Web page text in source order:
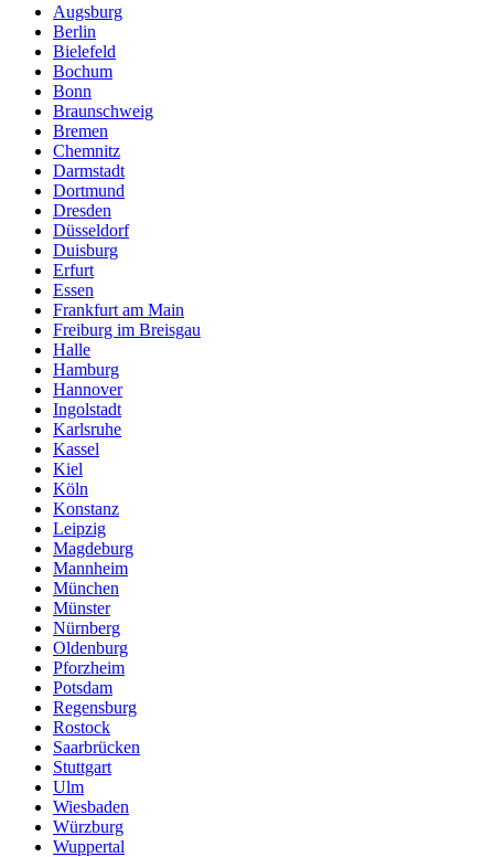
Augsburg
Berlin
Bielefeld
Bochum
Bonn
Braunschweig
Bremen
Chemnitz
Darmstadt
Dortmund
Dresden
Düsseldorf
Duisburg
Erfurt
Essen
Frankfurt am Main
Freiburg im Breisgau
Halle
Hamburg
Hannover
Ingolstadt
Karlsruhe
Kassel
Kiel
Köln
Konstanz
Leipzig
Magdeburg
Mannheim
München
Münster
Nürnberg
Oldenburg
Pforzheim
Potsdam
Regensburg
Rostock
Saarbrücken
Stuttgart
Ulm
Wiesbaden
Würzburg
Wuppertal